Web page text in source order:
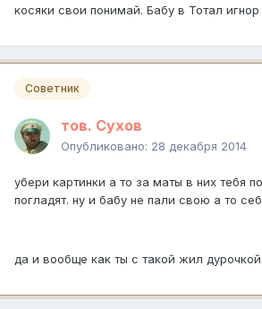
косяки свои понимай. Бабу в Тотал игнор
Советник
тов. Сухов
Опубликовано: 28 декабря 2014
убери картинки а то за маты в них тебя
погладят. ну и бабу не пали свою а то
да и вообще как ты с такой жил дурочкой